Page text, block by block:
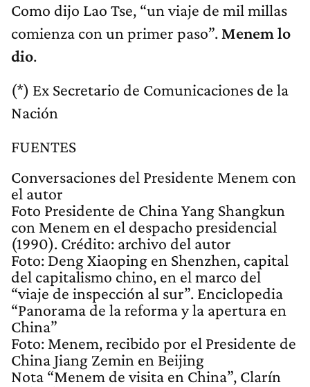
Como dijo Lao Tse, “un viaje de mil millas
comienza con un primer paso”. Menem lo
dio.
(*) Ex Secretario de Comunicaciones de la
Nación
FUENTES
Conversaciones del Presidente Menem con
el autor
Foto Presidente de China Yang Shangkun
con Menem en el despacho presidencial
(1990). Crédito: archivo del autor
Foto: Deng Xiaoping en Shenzhen, capital
del capitalismo chino, en el marco del
“viaje de inspección al sur”. Enciclopedia
“Panorama de la reforma y la apertura en
China”
Foto: Menem, recibido por el Presidente de
China Jiang Zemin en Beijing
Nota “Menem de visita en China”, Clarín